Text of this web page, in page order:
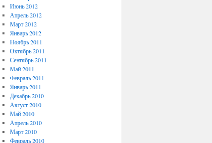
Июнь 2012
Апрель 2012
Март 2012
Январь 2012
Ноябрь 2011
Октябрь 2011
Сентябрь 2011
Май 2011
Февраль 2011
Январь 2011
Декабрь 2010
Август 2010
Май 2010
Апрель 2010
Март 2010
Февраль 2010